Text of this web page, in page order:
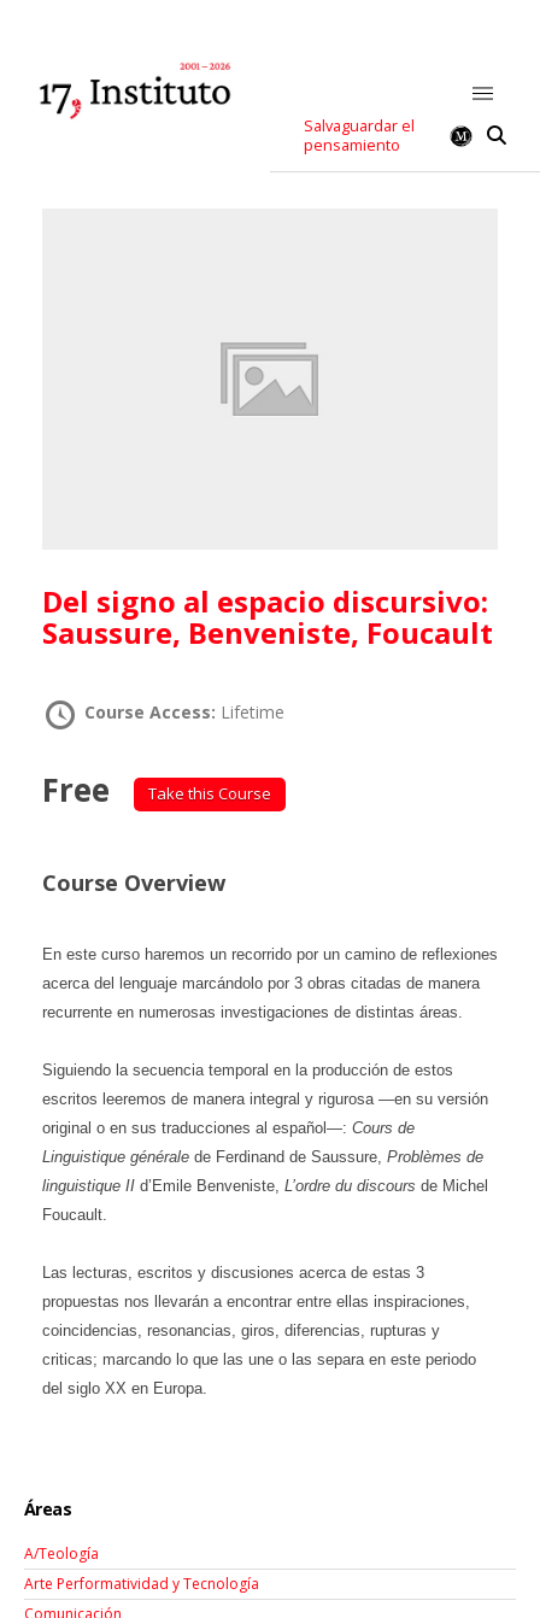
Salvaguardar el
pensamiento
Del signo al espacio discursivo:
Saussure, Benveniste, Foucault
Course Access: Lifetime
Free Take this Course
Course Overview
En este curso haremos un recorrido por un camino de reflexiones
acerca del lenguaje marcándolo por 3 obras citadas de manera
recurrente en numerosas investigaciones de distintas áreas.
Siguiendo la secuencia temporal en la producción de estos
escritos leeremos de manera integral y rigurosa —en su versión
original o en sus traducciones al español—: Cours de
Linguistique générale de Ferdinand de Saussure, Problèmes de
linguistique II d’Emile Benveniste, L’ordre du discours de Michel
Foucault.
Las lecturas, escritos y discusiones acerca de estas 3
propuestas nos llevarán a encontrar entre ellas inspiraciones,
coincidencias, resonancias, giros, diferencias, rupturas y
criticas; marcando lo que las une o las separa en este periodo
del siglo XX en Europa.
Áreas
A/Teología
Arte Performatividad y Tecnología